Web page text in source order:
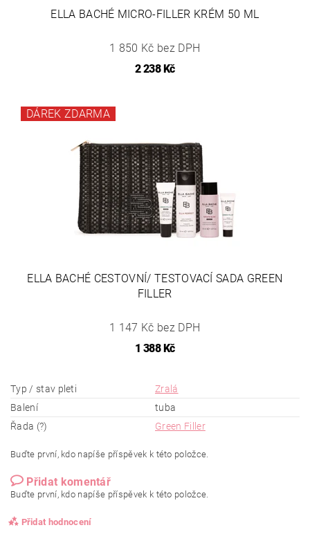
ELLA BACHÉ MICRO-FILLER KRÉM 50 ML
1 850 Kč bez DPH
2 238 Kč
DÁREK ZDARMA
ELLA BACHÉ CESTOVNÍ/ TESTOVACÍ SADA GREEN
FILLER
1 147 Kč bez DPH
1 388 Kč
Typ / stav pleti
Zralá
Balení
tuba
Řada (?)
Green Filler
Buďte první, kdo napíše příspěvek k této položce.
Přidat komentář
Buďte první, kdo napíše příspěvek k této položce.
Přidat hodnocení